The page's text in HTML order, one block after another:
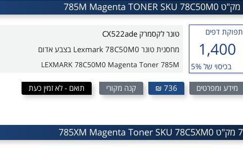
תפוקת דפים
1,400
בכיסוי של 5%
טונר לקסמרק CX522ade
מחסנית טונר Lexmark 78C50M0 בצבע אדום
LEXMARK 78C50M0 Magenta Toner 785M
מידע ומפרטים 736 ₪ קנה מקורי תואם - לא זמין כעת